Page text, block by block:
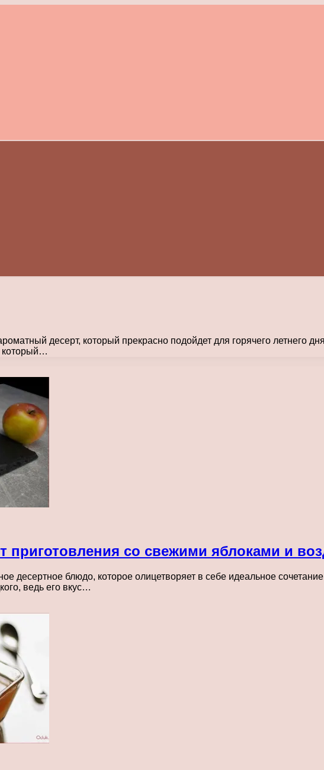
десерт, который прекрасно подойдет для горячего летнего
который…
со свежими яблоками и
десертное блюдо, которое олицетворяет в себе идеальное сочетание
ведь его вкус…